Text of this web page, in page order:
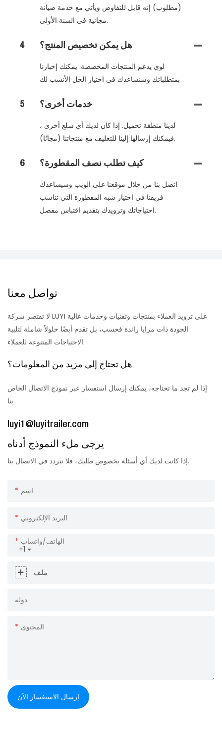
(مطلوب) إنه قابل للتفاوض ويأتي مع خدمة صيانة
مجانية في السنة الأولى.
4 هل يمكن تخصيص المنتج؟
لوي يدعم المنتجات المخصصة. يمكنك إخبارنا
بمتطلباتك وسنساعدك في اختيار الحل الأنسب لك
5 خدمات أخرى؟
لدينا منطقة تحميل. إذا كان لديك أي سلع أخرى ،
فيمكنك إرسالها إلينا للتغليف مع منتجاتنا (مجانًا).
6 كيف تطلب نصف المقطورة؟
اتصل بنا من خلال موقعنا على الويب وسيساعدك
فريقنا في اختيار شبه المقطورة التي تناسب
احتياجاتك وتزويدك بتقديم اقتباس مفصل.
تواصل معنا
لا تقتصر شركة LUYI على تزويد العملاء بمنتجات وتقنيات وخدمات عالية
الجودة ذات مزايا رائدة فحسب، بل تقدم أيضًا حلولاً شاملة لتلبية
الاحتياجات المتنوعة للعملاء.
هل تحتاج إلى مزيد من المعلومات؟
إذا لم تجد ما تحتاجه، يمكنك إرسال استفسار عبر نموذج الاتصال الخاص
بنا.
luyi1@luyitrailer.com
يرجى ملء النموذج أدناه
إذا كانت لديك أي أسئلة بخصوص طلبك، فلا تتردد في الاتصال بنا.
اسم
البريد الإلكتروني
+1
الهاتف/واتساب
ملف
دولة
المحتوى
إرسال الاستفسار الآن